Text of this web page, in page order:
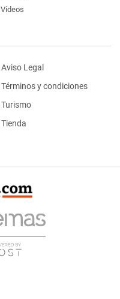
Vídeos
Aviso Legal
Términos y condiciones
Turismo
Tienda